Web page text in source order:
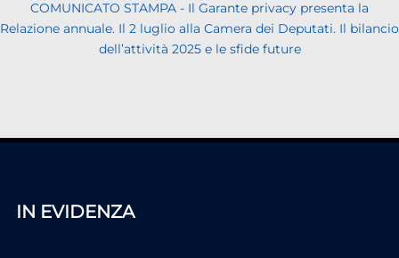
COMUNICATO STAMPA - Il Garante privacy presenta la
Relazione annuale. Il 2 luglio alla Camera dei Deputati. Il bilancio
dell’attività 2025 e le sfide future
IN EVIDENZA